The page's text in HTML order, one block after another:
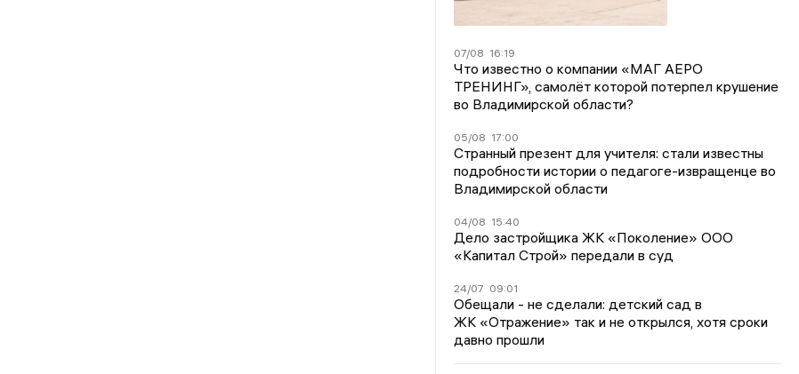
07/08 16:19
Что известно о компании «МАГ АЕРО
ТРЕНИНГ», самолёт которой потерпел крушение
во Владимирской области?
05/08 17:00
Странный презент для учителя: стали известны
подробности истории о педагоге-извращенце во
Владимирской области
04/08 15:40
Дело застройщика ЖК «Поколение» ООО
«Капитал Строй» передали в суд
24/07 09:01
Обещали - не сделали: детский сад в
ЖК «Отражение» так и не открылся, хотя сроки
давно прошли